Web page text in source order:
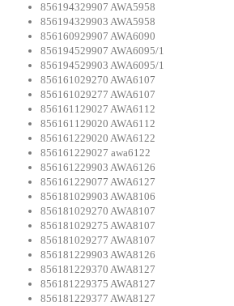
856194329907 AWA5958
856194329903 AWA5958
856160929907 AWA6090
856194529907 AWA6095/1
856194529903 AWA6095/1
856161029270 AWA6107
856161029277 AWA6107
856161129027 AWA6112
856161129020 AWA6112
856161229020 AWA6122
856161229027 awa6122
856161229903 AWA6126
856161229077 AWA6127
856181029903 AWA8106
856181029270 AWA8107
856181029275 AWA8107
856181029277 AWA8107
856181229903 AWA8126
856181229370 AWA8127
856181229375 AWA8127
856181229377 AWA8127